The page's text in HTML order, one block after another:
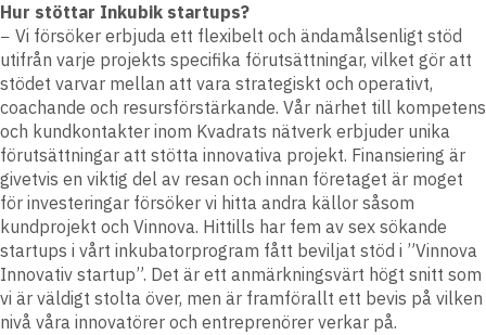
Hur stöttar Inkubik startups?
− Vi försöker erbjuda ett flexibelt och ändamålsenligt stöd
utifrån varje projekts specifika förutsättningar, vilket gör att
stödet varvar mellan att vara strategiskt och operativt,
coachande och resursförstärkande. Vår närhet till kompetens
och kundkontakter inom Kvadrats nätverk erbjuder unika
förutsättningar att stötta innovativa projekt. Finansiering är
givetvis en viktig del av resan och innan företaget är moget
för investeringar försöker vi hitta andra källor såsom
kundprojekt och Vinnova. Hittills har fem av sex sökande
startups i vårt inkubatorprogram fått beviljat stöd i ”Vinnova
Innovativ startup”. Det är ett anmärkningsvärt högt snitt som
vi är väldigt stolta över, men är framförallt ett bevis på vilken
nivå våra innovatörer och entreprenörer verkar på.